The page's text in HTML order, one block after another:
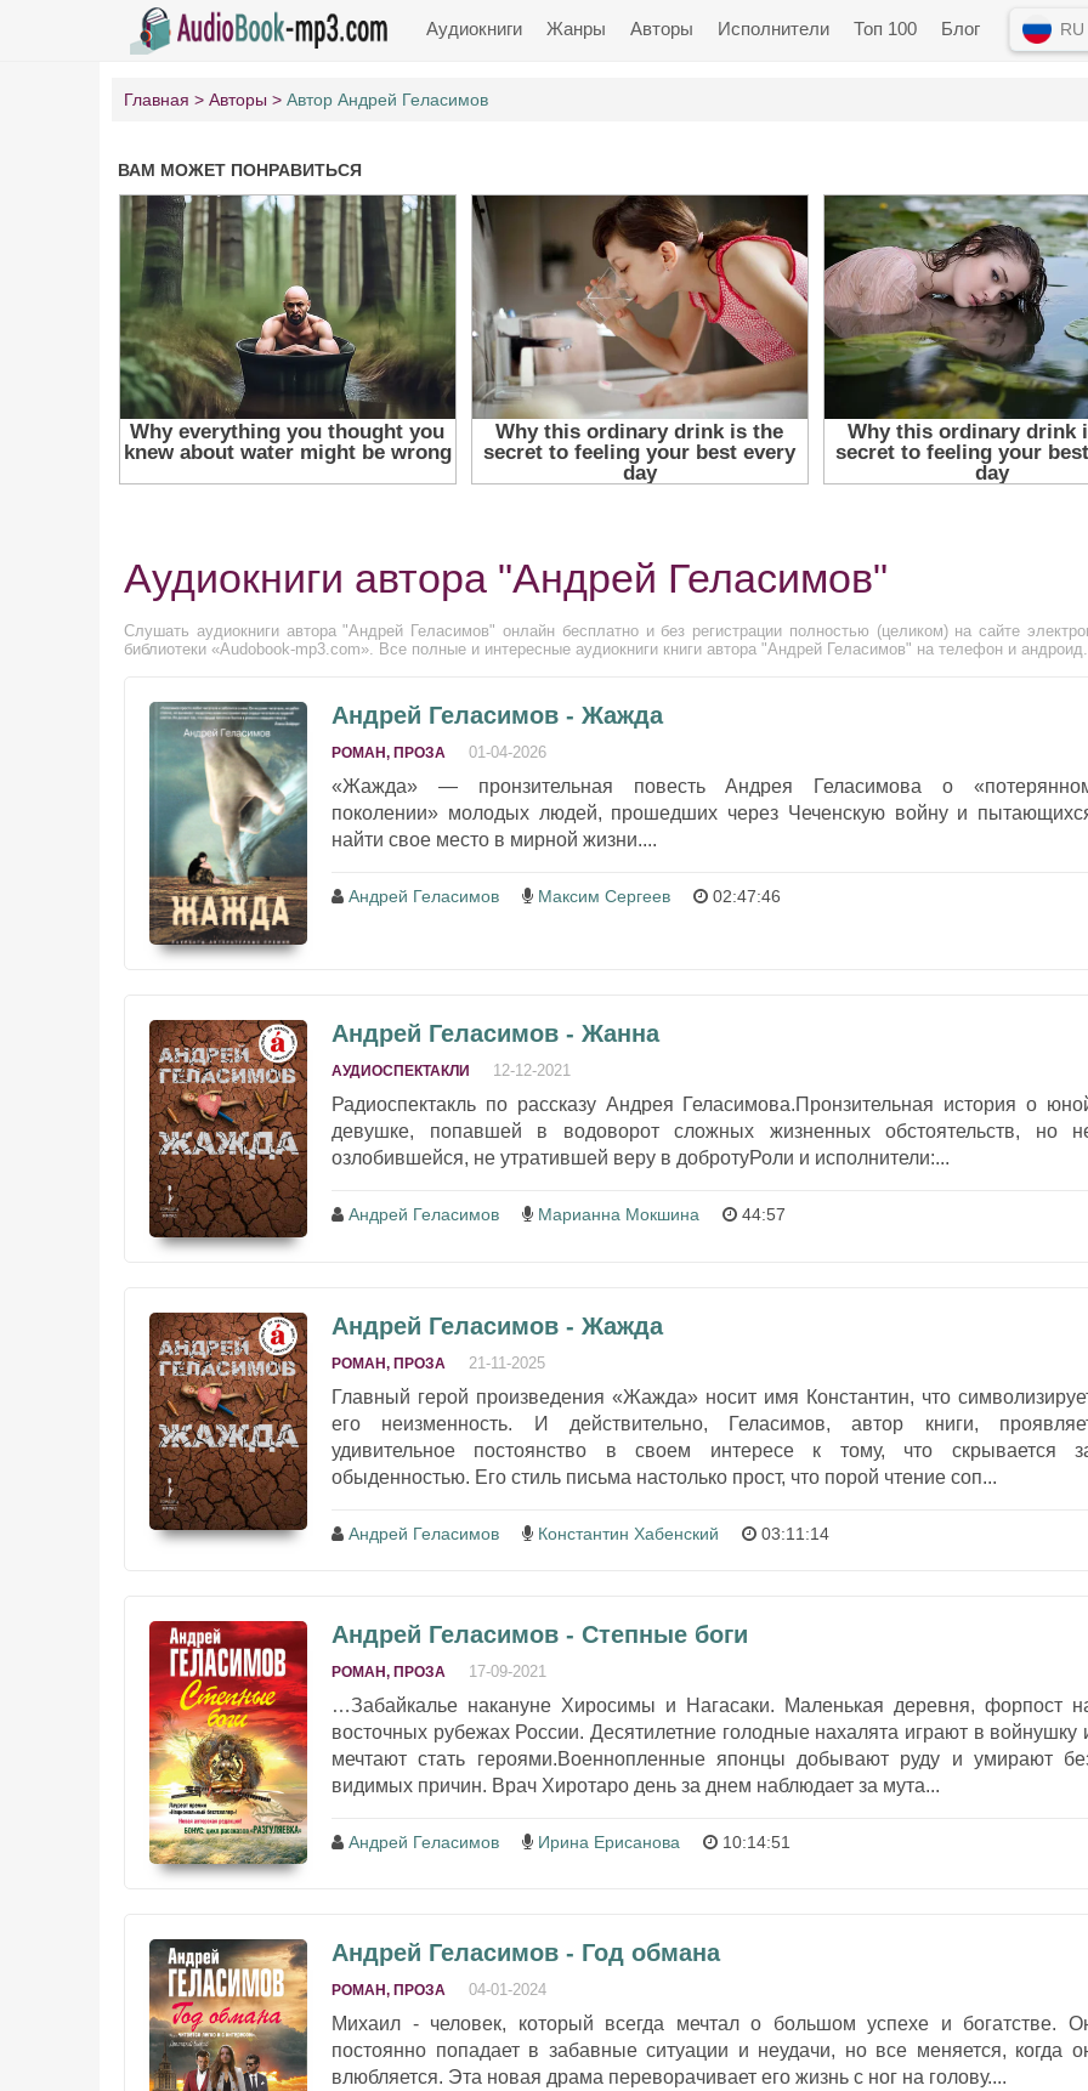
Аудиокниги Жанры Авторы Исполнители Топ 100 Блог RU
Главная Авторы Автор Андрей Геласимов
Аудиокниги автора "Андрей Геласимов"
Слушать аудиокниги автора "Андрей Геласимов" онлайн бесплатно и без регистрации полностью (целиком) на сайте
библиотеки «Audobook-mp3.com». Все полные и интересные аудиокниги книги автора "Андрей Геласимов" на телефон и андроид.
Андрей Геласимов - Жажда
РОМАН, ПРОЗА 01-04-2026
«Жажда» — пронзительная повесть Андрея Геласимова о
поколении» молодых людей, прошедших через Чеченскую войну и
найти свое место в мирной жизни....
Андрей Геласимов Максим Сергеев 02:47:46
Андрей Геласимов - Жанна
АУДИОСПЕКТАКЛИ 12-12-2021
Радиоспектакль по рассказу Андрея Геласимова.Пронзительная история о
девушке, попавшей в водоворот сложных жизненных обстоятельств, но
озлобившейся, не утратившей веру в добротуРоли и исполнители:...
Андрей Геласимов Марианна Мокшина 44:57
Андрей Геласимов - Жажда
РОМАН, ПРОЗА 21-11-2025
Главный герой произведения «Жажда» носит имя Константин, что
его неизменность. И действительно, Геласимов, автор книги,
удивительное постоянство в своем интересе к тому, что скрывается
обыденностью. Его стиль письма настолько прост, что порой чтение соп...
Андрей Геласимов Константин Хабенский 03:11:14
Андрей Геласимов - Степные боги
РОМАН, ПРОЗА 17-09-2021
…Забайкалье накануне Хиросимы и Нагасаки. Маленькая деревня, форпост
восточных рубежах России. Десятилетние голодные нахалята играют в войнушку
мечтают стать героями.Военнопленные японцы добывают руду и умирают
видимых причин. Врач Хиротаро день за днем наблюдает за мута...
Андрей Геласимов Ирина Ерисанова 10:14:51
Андрей Геласимов - Год обмана
РОМАН, ПРОЗА 04-01-2024
Михаил - человек, который всегда мечтал о большом успехе и богатстве.
постоянно попадает в забавные ситуации и неудачи, но все меняется, когда
влюбляется. Эта новая драма переворачивает его жизнь с ног на голову....